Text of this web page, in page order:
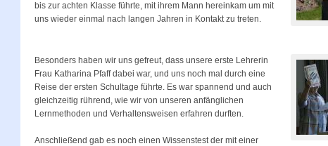
bis zur achten Klasse führte, mit ihrem Mann hereinkam um mit
uns wieder einmal nach langen Jahren in Kontakt zu treten.
Besonders haben wir uns gefreut, dass unsere erste Lehrerin
Frau Katharina Pfaff dabei war, und uns noch mal durch eine
Reise der ersten Schultage führte. Es war spannend und auch
gleichzeitig rührend, wie wir von unseren anfänglichen
Lernmethoden und Verhaltensweisen erfahren durften.
Anschließend gab es noch einen Wissenstest der mit einer